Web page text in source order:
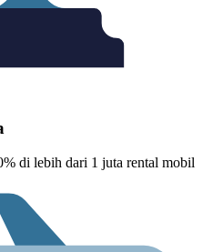
di lebih dari 1 juta rental mobil